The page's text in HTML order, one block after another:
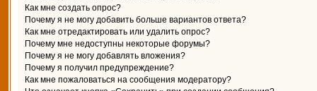
Как мне создать опрос?
Почему я не могу добавить больше вариантов ответа?
Как мне отредактировать или удалить опрос?
Почему мне недоступны некоторые форумы?
Почему я не могу добавлять вложения?
Почему я получил предупреждение?
Как мне пожаловаться на сообщения модератору?